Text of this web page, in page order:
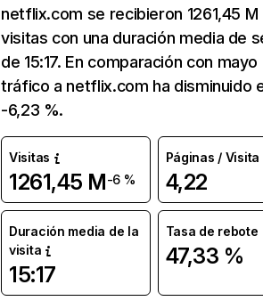
netflix.com se recibieron 1261,45 M
visitas con una duración media de
de 15:17. En comparación con mayo
tráfico a netflix.com ha disminuido
-6,23 %.
Visitas
1261,45 M-6 %
Páginas / Visita
4,22
Duración media de la
visita
15:17
Tasa de rebote
47,33 %